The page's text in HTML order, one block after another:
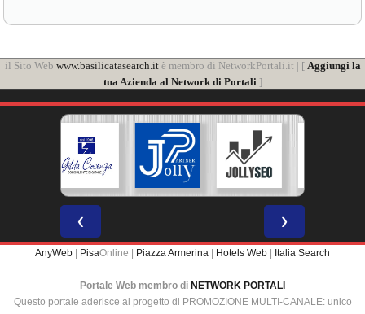
il Sito Web www.basilicatasearch.itè membro di NetworkPortali.it | [ Aggiungi la
tua Azienda al Network di Portali]
❮ ❯
AnyWeb PisaOnline | Piazza Armerina Hotels Web Italia Search
Portale Web membro di NETWORK PORTALI
Questo portale aderisce al progetto di PROMOZIONE MULTI-CANALE: unico